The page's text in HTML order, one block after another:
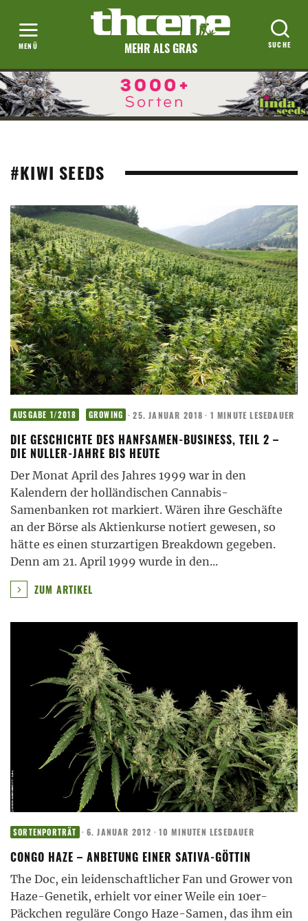
MEHR ALS GRAS
#KIWI SEEDS
AUSGABE 1/2018 GROWING · 25. JANUAR 2018 · 1 MINUTE LESEDAUER
DIE GESCHICHTE DES HANFSAMEN-BUSINESS, TEIL 2 –
DIE NULLER-JAHRE BIS HEUTE
Der Monat April des Jahres 1999 war in den
Kalendern der holländischen Cannabis-
Samenbanken rot markiert. Wären ihre Geschäfte
an der Börse als Aktienkurse notiert gewesen, so
hätte es einen sturzartigen Breakdown gegeben.
Denn am 21. April 1999 wurde in den...
ZUM ARTIKEL
SORTENPORTRÄT · 6. JANUAR 2012 · 10 MINUTEN LESEDAUER
CONGO HAZE – ANBETUNG EINER SATIVA-GÖTTIN
The Doc, ein leidenschaftlicher Fan und Grower von
Haze-Genetik, erhielt vor einer Weile ein 10er-
Päckchen reguläre Congo Haze-Samen, das ihm ein